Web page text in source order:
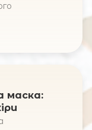
маска: